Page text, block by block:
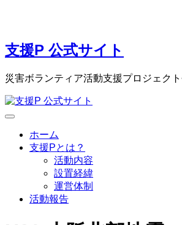
支援P 公式サイト
災害ボランティア活動支援プロジェク
ホーム
支援Pとは？
活動内容
設置経緯
運営体制
活動報告